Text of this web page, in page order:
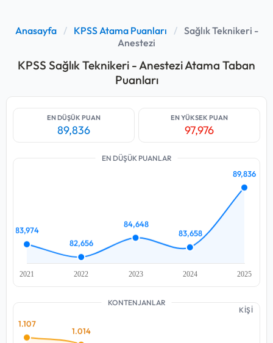
Anasayfa / KPSS Atama Puanları / Sağlık Teknikeri -
Anestezi
KPSS Sağlık Teknikeri - Anestezi Atama Taban
Puanları
EN DÜŞÜK PUAN
89,836
EN YÜKSEK PUAN
97,976
EN DÜŞÜK PUANLAR
KONTENJANLAR
KİŞİ